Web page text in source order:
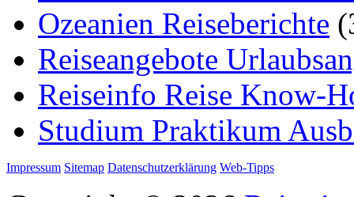
Ozeanien Reiseberichte
Reiseangebote
Reiseinfo Reise Know-
Studium Praktikum
Impressum Sitemap Datenschutzerklärung Web-Tipps